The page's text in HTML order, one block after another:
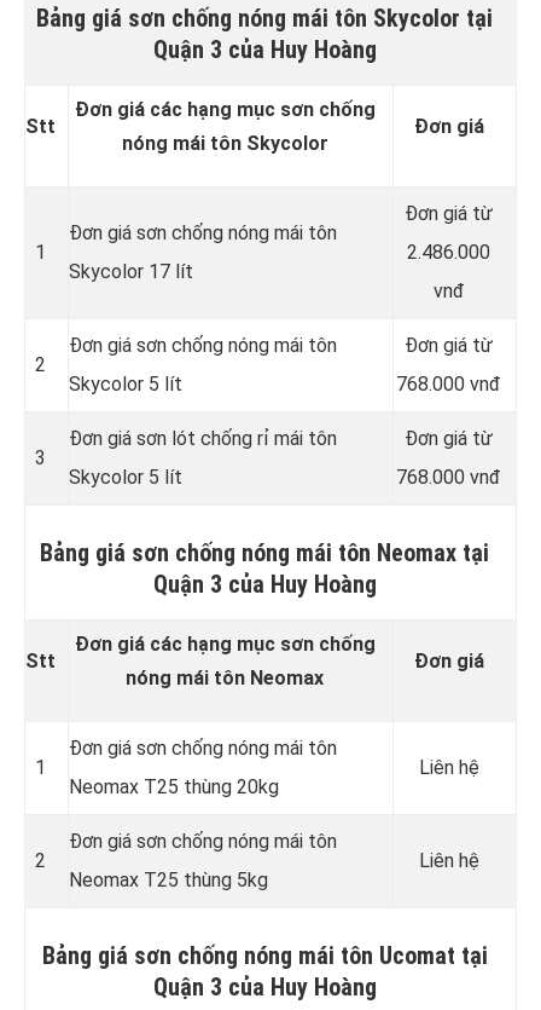
Bảng giá sơn chống nóng mái tôn Skycolor tại
Quận 3 của Huy Hoàng
Stt
Đơn giá các hạng mục sơn chống
nóng mái tôn Skycolor
Đơn giá
1
Đơn giá sơn chống nóng mái tôn
Skycolor 17 lít
Đơn giá từ
2.486.000
vnđ
2
Đơn giá sơn chống nóng mái tôn
Skycolor 5 lít
Đơn giá từ
768.000 vnđ
3
Đơn giá sơn lót chống rỉ mái tôn
Skycolor 5 lít
Đơn giá từ
768.000 vnđ
Bảng giá sơn chống nóng mái tôn Neomax tại
Quận 3 của Huy Hoàng
Stt
Đơn giá các hạng mục sơn chống
nóng mái tôn Neomax
Đơn giá
1
Đơn giá sơn chống nóng mái tôn
Neomax T25 thùng 20kg
Liên hệ
2
Đơn giá sơn chống nóng mái tôn
Neomax T25 thùng 5kg
Liên hệ
Bảng giá sơn chống nóng mái tôn Ucomat tại
Quận 3 của Huy Hoàng